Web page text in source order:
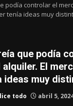
podía controlar el
tenía ideas muy
que podía
El
ideas muy
todo abril 5,